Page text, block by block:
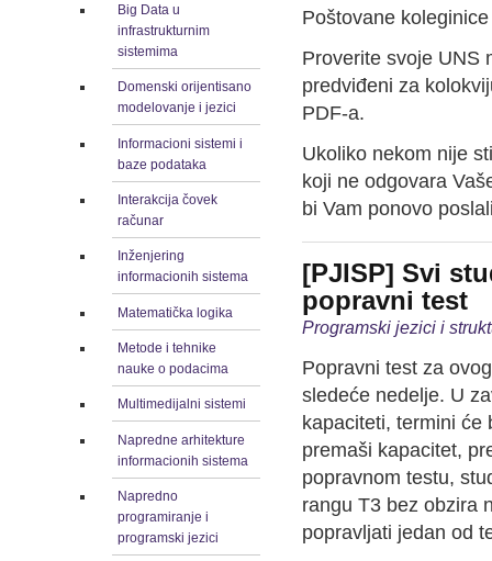
Big Data u
infrastrukturnim
sistemima
Domenski orijentisano
modelovanje i jezici
Informacioni sistemi i
baze podataka
Interakcija čovek
računar
Inženjering
informacionih sistema
Matematička logika
Metode i tehnike
nauke o podacima
Multimedijalni sistemi
Napredne arhitekture
informacionih sistema
Napredno
programiranje i
programski jezici
Poštovane
Proverite svoje UNS
predviđeni za
PDF-a.
Ukoliko nekom nije
koji ne odgovara
bi Vam ponovo
[PJISP] Svi
popravni test
Programski jezici i
Popravni test za
sledeće nedelje. U
kapaciteti, termini će
premaši kapacitet,
popravnom testu,
rangu T3 bez obzira
popravljati jedan od